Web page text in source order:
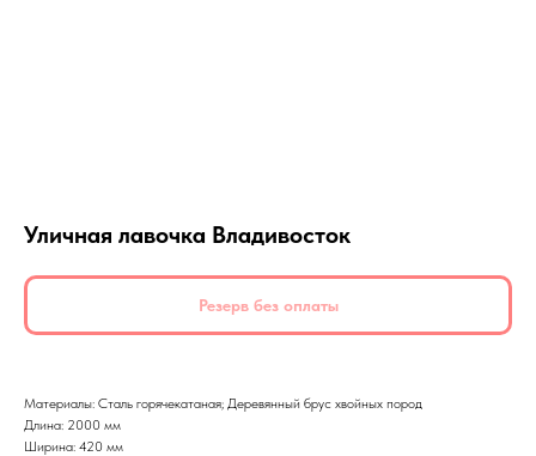
Уличная лавочка Владивосток
Резерв без оплаты
Материалы: Сталь горячекатаная; Деревянный брус хвойных пород
Длина: 2000 мм
Ширина: 420 мм